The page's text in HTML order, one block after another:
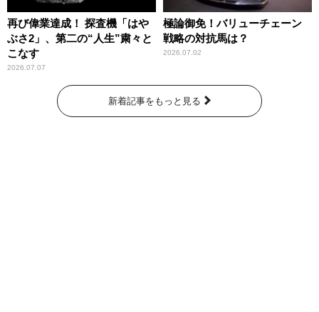
再び偉業達成！ 探査機「はや
ぶさ2」、第二の“人生”粛々と
こなす
2026.07.07
極論御免！バリューチェーン
戦略の対抗馬は？
2026.07.02
新着記事をもっと見る